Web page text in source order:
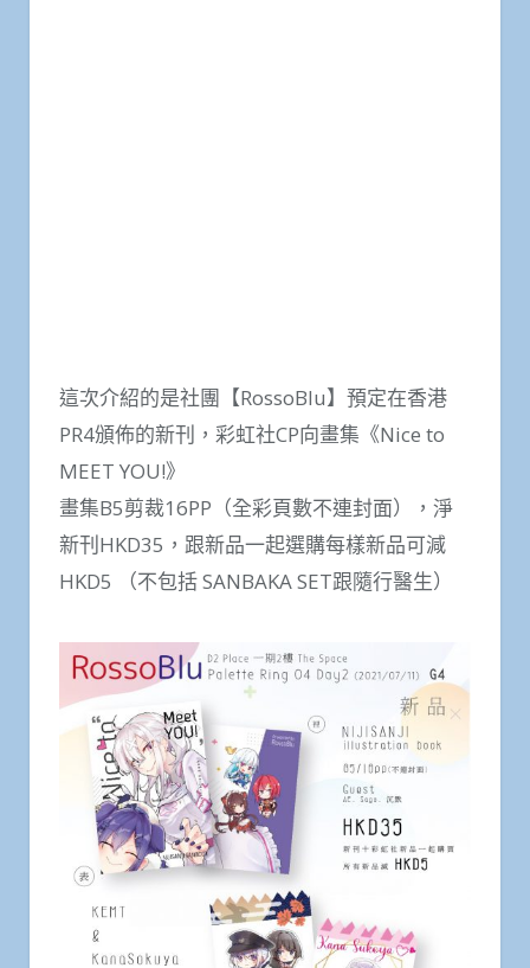
這次介紹的是社團【RossoBlu】預定在香港
PR4頒佈的新刊，彩虹社CP向畫集《Nice to
MEET YOU!》
畫集B5剪裁16PP（全彩頁數不連封面），淨
新刊HKD35，跟新品一起選購每樣新品可減
HKD5 （不包括 SANBAKA SET跟隨行醫生）